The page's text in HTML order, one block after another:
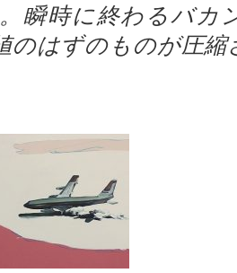
瞬時に終わるバカ
のはずのものが圧